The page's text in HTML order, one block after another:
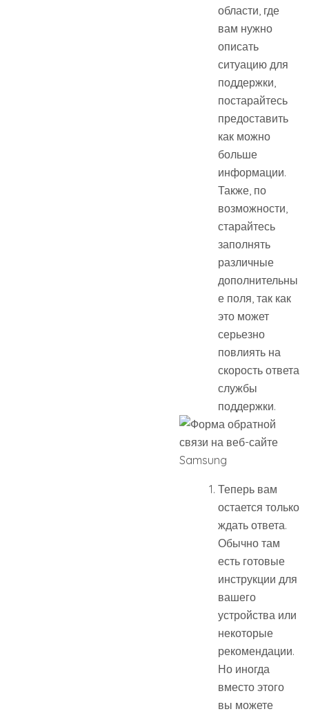
области, где
вам нужно
описать
ситуацию для
поддержки,
постарайтесь
предоставить
как можно
больше
информации.
Также, по
возможности,
старайтесь
заполнять
различные
дополнительны
е поля, так как
это может
серьезно
повлиять на
скорость ответа
службы
поддержки.
Теперь вам
остается только
ждать ответа.
Обычно там
есть готовые
инструкции для
вашего
устройства или
некоторые
рекомендации.
Но иногда
вместо этого
вы можете